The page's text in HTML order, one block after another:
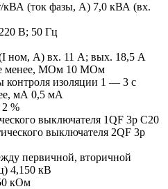
кВА (ток фазы, А) 7,0 кВА (вх.
В; 50 Гц
ном, А) вх. 11 А; вых. 18,5 А
менее, МОм 10 МОм
контроля изоляции 1 — 3 с
мА 0,5 мА
2 %
выключателя 1QF 3р С20
выключателя 2QF 3р
первичной, вторичной
4,150 кВ
кОм